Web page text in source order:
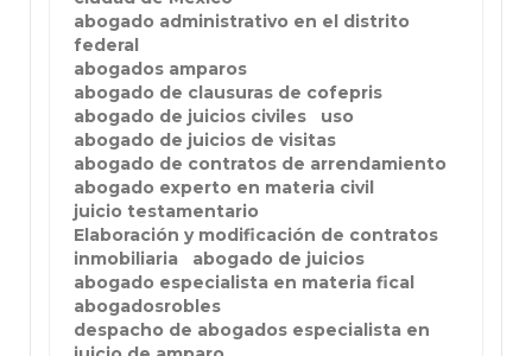
abogado administrativo en el distrito
federal
abogados amparos
abogado de clausuras de cofepris
abogado de juicios civiles
uso
abogado de juicios de visitas
abogado de contratos de arrendamiento
abogado experto en materia civil
juicio testamentario
Elaboración y modificación de contratos
inmobiliaria
abogado de juicios
abogado especialista en materia fical
abogadosrobles
despacho de abogados especialista en